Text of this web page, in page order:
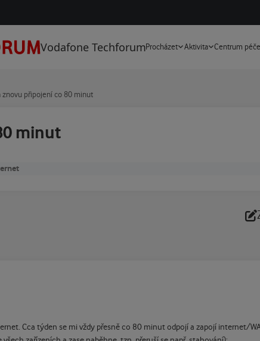
Vodafone TechforumProcházet Aktivita Centrum péče
znovu připojení co 80 minut
minut
Cca týden se mi vždy přesně co 80 minut odpojí a zapojí internet/